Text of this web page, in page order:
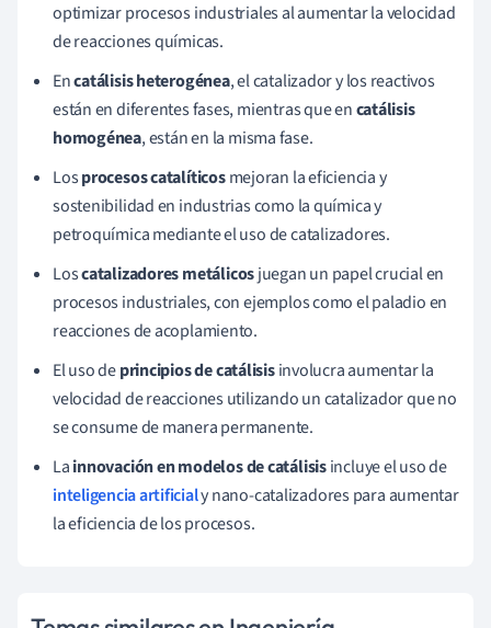
optimizar procesos industriales al aumentar la velocidad
de reacciones químicas.
Encatálisis heterogénea, el catalizador y los reactivos
están en diferentes fases, mientras que encatálisis
homogénea, están en la misma fase.
Losprocesos catalíticosmejoran la eficiencia y
sostenibilidad en industrias como la química y
petroquímica mediante el uso de catalizadores.
Loscatalizadores metálicosjuegan un papel crucial en
procesos industriales, con ejemplos como el paladio en
reacciones de acoplamiento.
El uso deprincipios de catálisisinvolucra aumentar la
velocidad de reacciones utilizando un catalizador que no
se consume de manera permanente.
Lainnovación en modelos de catálisisincluye el uso de
inteligencia artificialy nano-catalizadores para aumentar
la eficiencia de los procesos.